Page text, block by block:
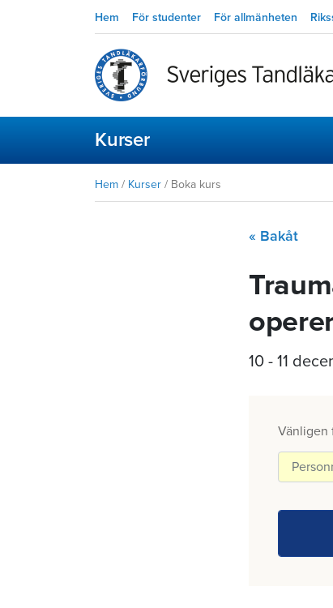
Hem För studenter För allmänheten
Kurser
Hem / Kurser / Boka kurs
« Bakåt
10 - 11
Vänligen